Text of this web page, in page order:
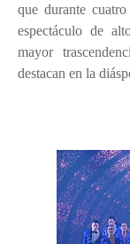
que durante
espectáculo de
mayor
destacan en la